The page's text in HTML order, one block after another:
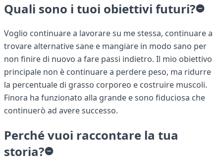
Quali sono i tuoi obiettivi futuri?
Voglio continuare a lavorare su me stessa, continuare a
trovare alternative sane e mangiare in modo sano per
non finire di nuovo a fare passi indietro. Il mio obiettivo
principale non è continuare a perdere peso, ma ridurre
la percentuale di grasso corporeo e costruire muscoli.
Finora ha funzionato alla grande e sono fiduciosa che
continuerò ad avere successo.
Perché vuoi raccontare la tua
storia?